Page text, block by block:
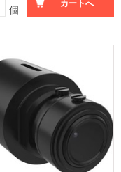
個 カートへ